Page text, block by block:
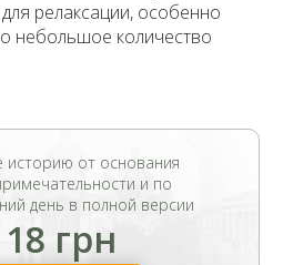
релаксации, особенно
небольшое количество
историю от основания
и по
день в полной версии
18 грн